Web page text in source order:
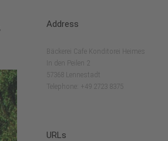
Address
Bäckerei Cafe Konditorei Heimes
In den Peilen 2
57368 Lennestadt
Telephone: +49 2723 8375
URLs